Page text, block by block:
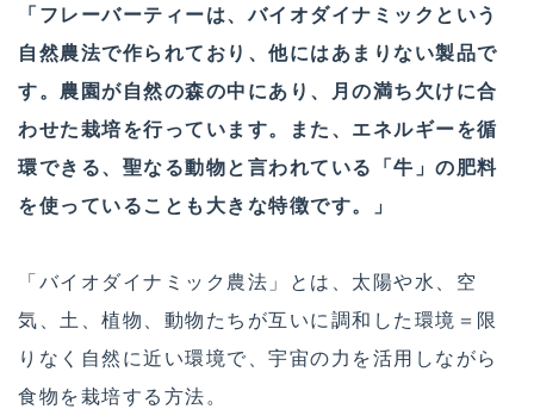
「フレーバーティーは、バイオダイナミックという
自然農法で作られており、他にはあまりない製品で
す。農園が自然の森の中にあり、月の満ち欠けに合
わせた栽培を行っています。また、エネルギーを循
環できる、聖なる動物と言われている「牛」の肥料
を使っていることも大きな特徴です。」
「バイオダイナミック農法」とは、太陽や水、空
気、土、植物、動物たちが互いに調和した環境＝限
りなく自然に近い環境で、宇宙の力を活用しながら
食物を栽培する方法。